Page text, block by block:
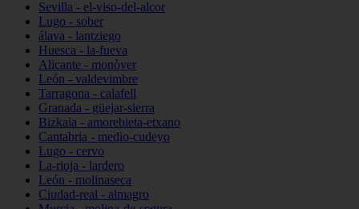
Sevilla - el-viso-del-alcor
Lugo - sober
álava - lantziego
Huesca - la-fueva
Alicante - monòver
León - valdevimbre
Tarragona - calafell
Granada - güejar-sierra
Bizkaia - amorebieta-etxano
Cantabria - medio-cudeyo
Lugo - cervo
La-rioja - lardero
León - molinaseca
Ciudad-real - almagro